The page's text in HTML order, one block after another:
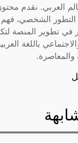
العربي. نقدم
التطور الشخصي،
في تطوير المنصة
باللغة
والمعاصرة.